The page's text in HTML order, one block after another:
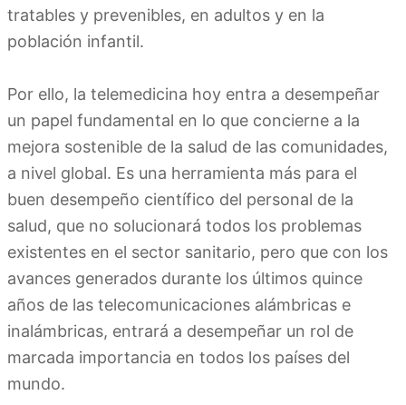
tratables y prevenibles, en adultos y en la
población infantil.
Por ello, la telemedicina hoy entra a desempeñar
un papel fundamental en lo que concierne a la
mejora sostenible de la salud de las comunidades,
a nivel global. Es una herramienta más para el
buen desempeño científico del personal de la
salud, que no solucionará todos los problemas
existentes en el sector sanitario, pero que con los
avances generados durante los últimos quince
años de las telecomunicaciones alámbricas e
inalámbricas, entrará a desempeñar un rol de
marcada importancia en todos los países del
mundo.